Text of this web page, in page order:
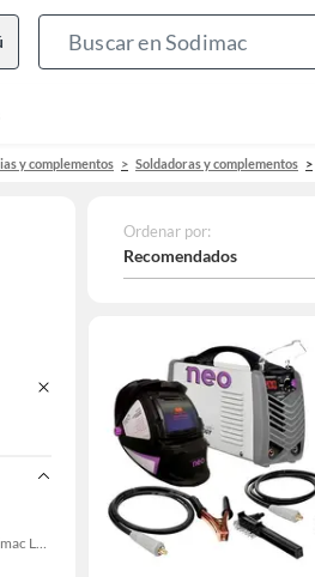
y complementos Soldadoras y complementos
Sodimac Lima Centro, Sodimac Plaza Norte, Sodimac La Victoria, Sodimac San Miguel, Sodimac S. J. Lurigancho, Sodimac Primavera, Sodimac Chacarilla, Sodimac Av. La Molina, Sodimac Colonial, Sodimac Naranjal
Ordenar por:
Recomendados